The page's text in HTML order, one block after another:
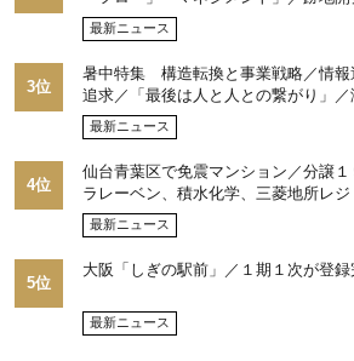
ップ10目標に／自社ブランド構築へ
／池田 明社長に聞く
最新ニュース
3位
暑中特集 構造転換と事業戦略／情報
追求／「最後は人と人との繋がり」
を注視／“リパーク”次世代展開／三
光博社長に聞く
最新ニュース
4位
仙台青葉区で免震マンション／分譲
ラレーベン、積水化学、三菱地所レジ
最新ニュース
5位
大阪「しぎの駅前」／１期１次が登
最新ニュース